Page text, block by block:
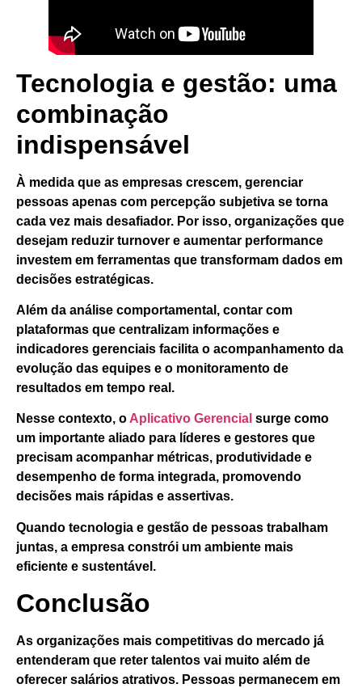
Tecnologia e gestão: uma
combinação
indispensável
À medida que as empresas crescem, gerenciar
pessoas apenas com percepção subjetiva se torna
cada vez mais desafiador. Por isso, organizações que
desejam reduzir turnover e aumentar performance
investem em ferramentas que transformam dados em
decisões estratégicas.
Além da análise comportamental, contar com
plataformas que centralizam informações e
indicadores gerenciais facilita o acompanhamento da
evolução das equipes e o monitoramento de
resultados em tempo real.
Nesse contexto, o Aplicativo Gerencial surge como
um importante aliado para líderes e gestores que
precisam acompanhar métricas, produtividade e
desempenho de forma integrada, promovendo
decisões mais rápidas e assertivas.
Quando tecnologia e gestão de pessoas trabalham
juntas, a empresa constrói um ambiente mais
eficiente e sustentável.
Conclusão
As organizações mais competitivas do mercado já
entenderam que reter talentos vai muito além de
oferecer salários atrativos. Pessoas permanecem em